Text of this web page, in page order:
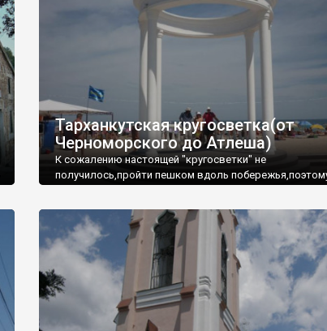
Тарханкутская кругосветка(от
Черноморского до Атлеша)
К сожалению настоящей "кругосветки" не
получилось,пройти пешком вдоль